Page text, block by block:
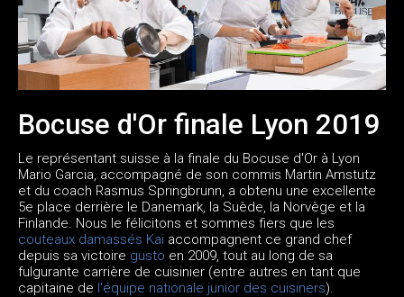
Bocuse d'Or finale Lyon 2019
Le représentant suisse à la finale du Bocuse d'Or à Lyon
Mario Garcia, accompagné de son commis Martin Amstutz
et du coach Rasmus Springbrunn, a obtenu une excellente
5e place derrière le Danemark, la Suède, la Norvège et la
Finlande. Nous le félicitons et sommes fiers que les
couteaux damassés Kai accompagnent ce grand chef
depuis sa victoire gusto en 2009, tout au long de sa
fulgurante carrière de cuisinier (entre autres en tant que
capitaine de l'équipe nationale junior des cuisiners).